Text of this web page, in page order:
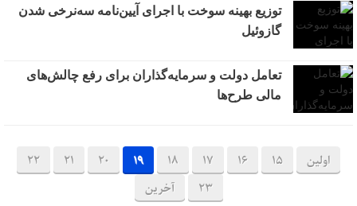
توزیع بهینه سوخت با اجرای آیین‌نامه سه‌نرخی شدن
گازوئیل
تعامل دولت و سرمایه‌گذاران برای رفع چالش‌های
مالی طرح‌ها
اولین 15
16
17
18
19
20
21
22
23
آخرین